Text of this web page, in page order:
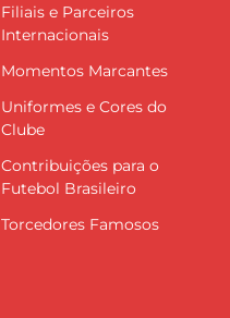
Filiais e Parceiros
Internacionais
Momentos Marcantes
Uniformes e Cores do
Clube
Contribuições para o
Futebol Brasileiro
Torcedores Famosos